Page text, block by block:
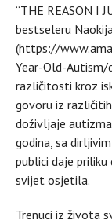
“THE REASON I
bestseleru
(https://
Year-Old-
različitosti kroz
govoru iz
doživljaje
godina, sa
publici daje
svijet osjetila.
Trenuci iz života